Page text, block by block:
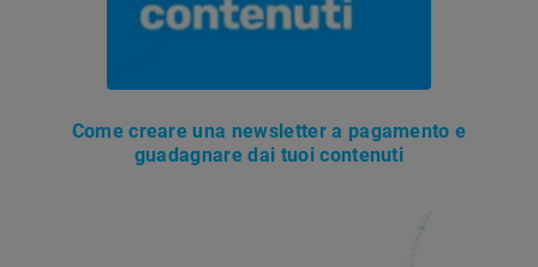
Come creare una newsletter a pagamento e
guadagnare dai tuoi contenuti